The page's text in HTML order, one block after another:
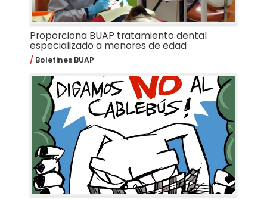
Proporciona BUAP tratamiento dental
especializado a menores de edad
Boletines BUAP